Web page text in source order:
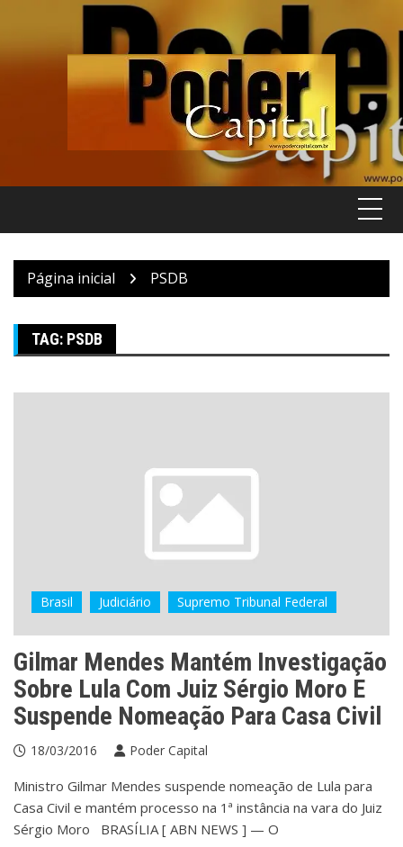
Página inicial PSDB
TAG: PSDB
Brasil Judiciário Supremo Tribunal Federal
Gilmar Mendes Mantém Investigação
Sobre Lula Com Juiz Sérgio Moro E
Suspende Nomeação Para Casa Civil
18/03/2016 Poder Capital
Ministro Gilmar Mendes suspende nomeação de Lula para
Casa Civil e mantém processo na 1ª instância na vara do Juiz
Sérgio Moro BRASÍLIA [ ABN NEWS ] — O